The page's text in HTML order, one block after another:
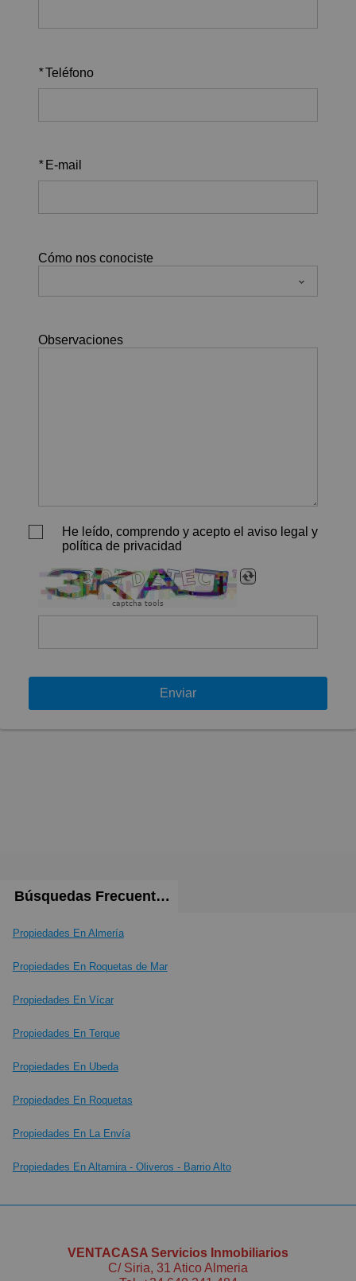
*Teléfono
* E-mail
Cómo nos conociste
Observaciones
He leído, comprendo y acepto el aviso legal y
política de privacidad
captcha tools
Enviar
Búsquedas Frecuentes
Propiedades En Almería
Propiedades En Roquetas de Mar
Propiedades En Vícar
Propiedades En Terque
Propiedades En Ubeda
Propiedades En Roquetas
Propiedades En La Envía
Propiedades En Altamira - Oliveros - Barrio Alto
VENTACASA Servicios Inmobiliarios
C/ Siria, 31 Atico Almeria